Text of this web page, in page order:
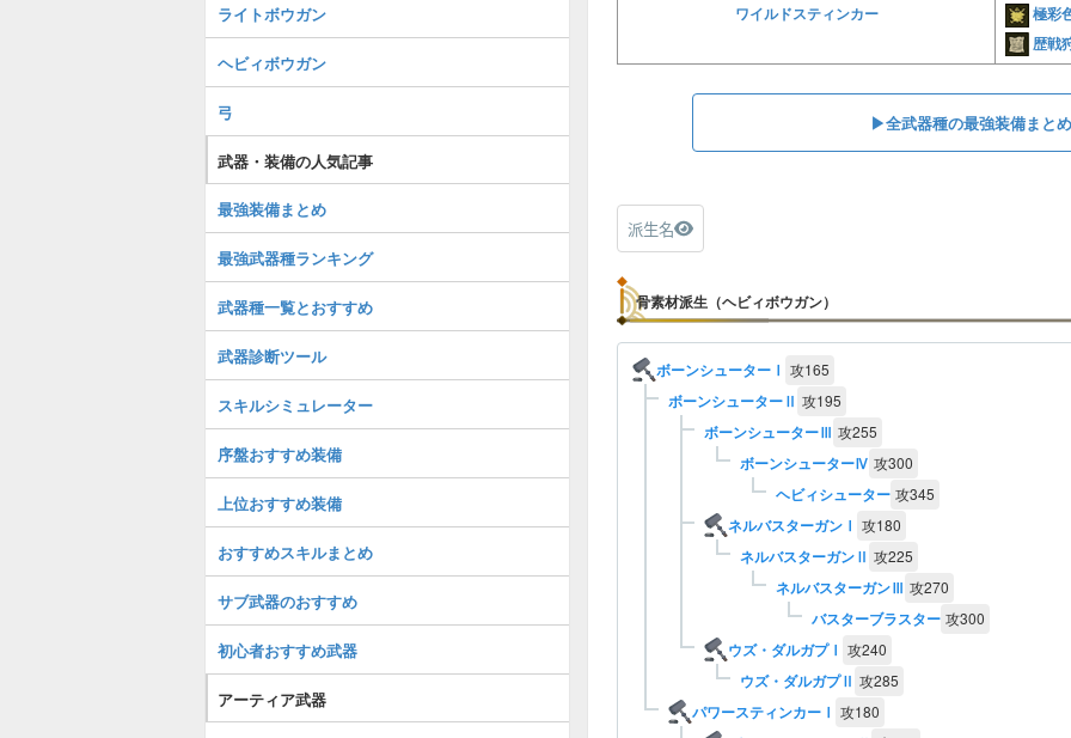
捕獲弾 1
ワイルドスティンカー 極彩
歴戦
▶︎全武器種の最強装備まと
派生名
骨素材派生（ヘビィボウガン）
ボーンシューターⅠ 攻165
ボーンシューターⅡ 攻195
ボーンシューターⅢ 攻255
ボーンシューターⅣ 攻300
ヘビィシューター 攻345
ネルバスターガンⅠ 攻180
ネルバスターガンⅡ 攻225
ネルバスターガンⅢ 攻270
バスターブラスター 攻300
ウズ・ダルガプⅠ 攻240
ウズ・ダルガプⅡ 攻285
パワースティンカーⅠ 攻180
ライトボウガン
ヘビィボウガン
弓
武器・装備の人気記事
最強装備まとめ
最強武器種ランキング
武器種一覧とおすすめ
武器診断ツール
スキルシミュレーター
序盤おすすめ装備
上位おすすめ装備
おすすめスキルまとめ
サブ武器のおすすめ
初心者おすすめ武器
アーティア武器